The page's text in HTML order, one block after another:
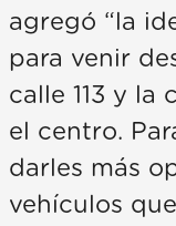
agregó “la
para venir
calle 113 y la
el centro.
darles más
vehículos